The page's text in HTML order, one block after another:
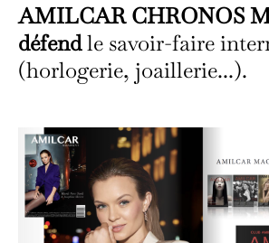
AMILCAR CHRONOS
défendle savoir-faire
(horlogerie, joaillerie...).